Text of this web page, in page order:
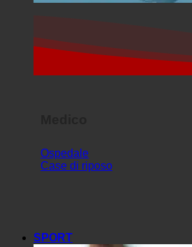
Ospedale
Case di riposo
SPORT